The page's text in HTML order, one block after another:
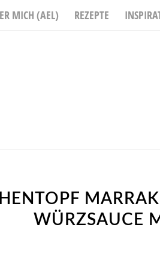
MICH (AEL) REZEPTE
WÜRZSAUCE